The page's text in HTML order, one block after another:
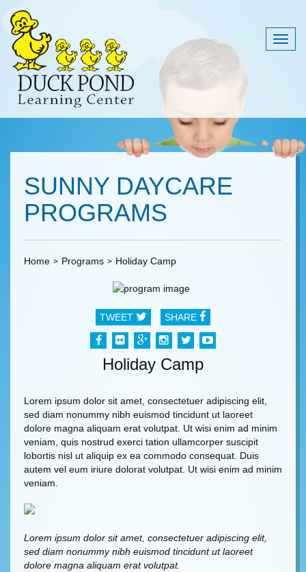
SUNNY DAYCARE
PROGRAMS
Home Programs Holiday Camp
TWEET SHARE
Holiday Camp
Lorem ipsum dolor sit amet, consectetuer adipiscing elit,
sed diam nonummy nibh euismod tincidunt ut laoreet
dolore magna aliquam erat volutpat. Ut wisi enim ad minim
veniam, quis nostrud exerci tation ullamcorper suscipit
lobortis nisl ut aliquip ex ea commodo consequat. Duis
autem vel eum iriure dolorat volutpat. Ut wisi enim ad minim
veniam.
Lorem ipsum dolor sit amet, consectetuer adipiscing elit,
sed diam nonummy nibh euismod tincidunt ut laoreet
dolore magna aliquam erat volutpat.